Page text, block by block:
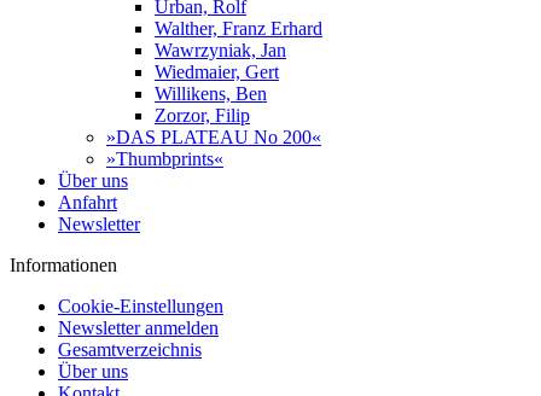
Urban, Rolf
Walther, Franz Erhard
Wawrzyniak, Jan
Wiedmaier, Gert
Willikens, Ben
Zorzor, Filip
»DAS PLATEAU No 200«
»Thumbprints«
Über uns
Anfahrt
Newsletter
Informationen
Cookie-Einstellungen
Newsletter anmelden
Gesamtverzeichnis
Über uns